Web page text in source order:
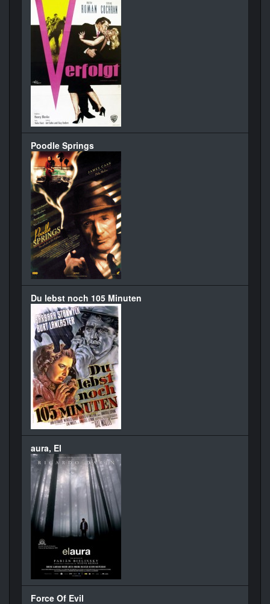
Poodle Springs
Du lebst noch 105 Minuten
aura, El
Force Of Evil